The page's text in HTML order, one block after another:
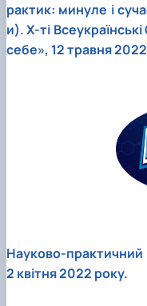
рактик: минуле і
и). Х-ті
себе», 12 травня
Науково-практичний
2 квітня 2022 року.